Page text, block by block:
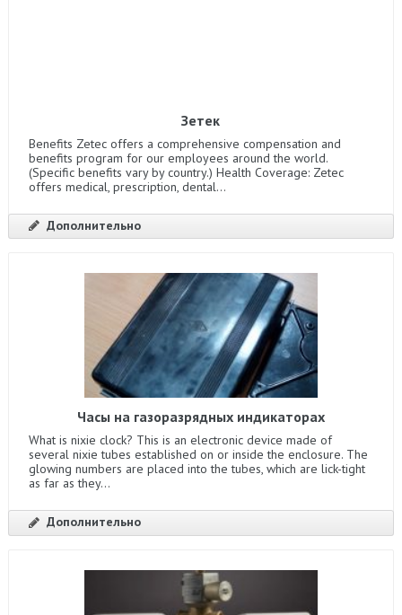
Зетек
Benefits Zetec offers a comprehensive compensation and
benefits program for our employees around the world.
(Specific benefits vary by country.) Health Coverage: Zetec
offers medical, prescription, dental...
Дополнительно
Часы на газоразрядных индикаторах
What is nixie clock? This is an electronic device made of
several nixie tubes established on or inside the enclosure. The
glowing numbers are placed into the tubes, which are lick-tight
as far as they...
Дополнительно